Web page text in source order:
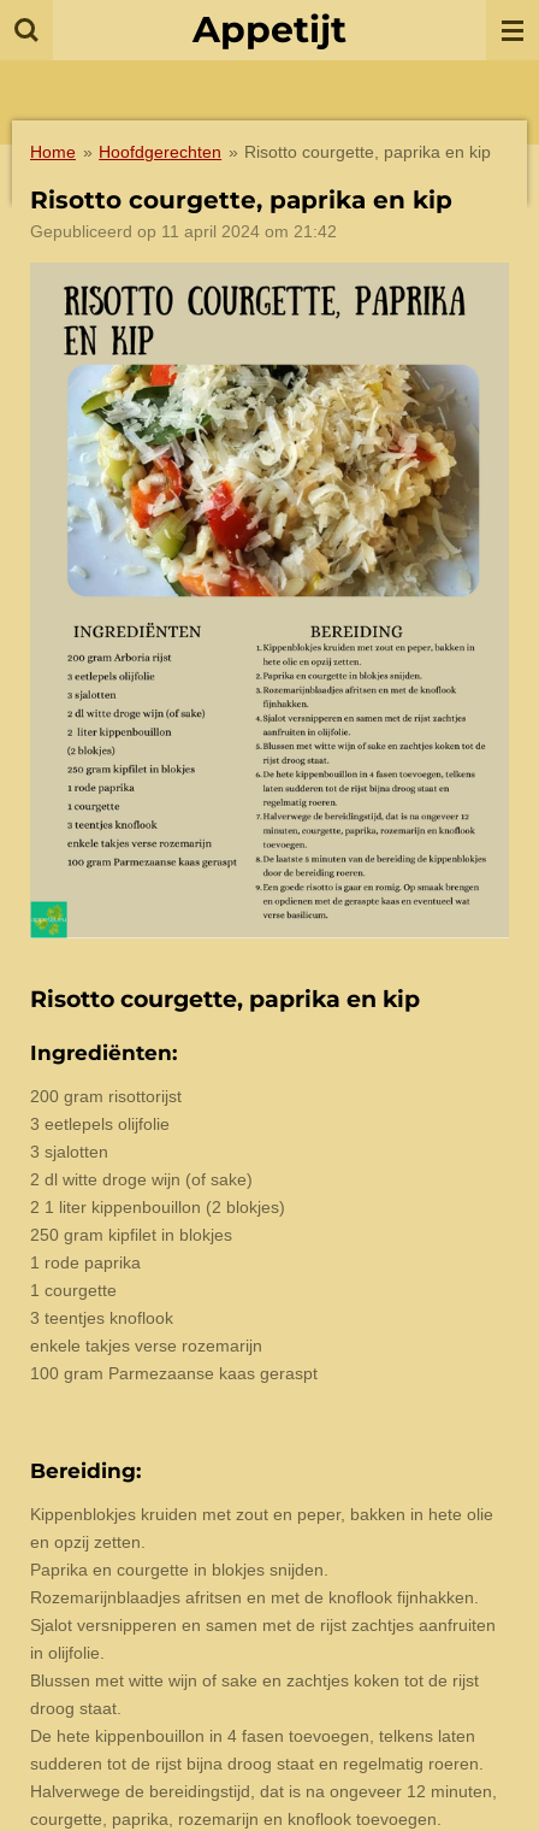
Ga
Appetijt
Home » Hoofdgerechten » Risotto courgette, paprika en kip
Risotto courgette, paprika en kip
Gepubliceerd op 11 april 2024 om 21:42
Risotto courgette, paprika en kip
Ingrediënten:
200 gram risottorijst
3 eetlepels olijfolie
3 sjalotten
2 dl witte droge wijn (of sake)
2 1 liter kippenbouillon (2 blokjes)
250 gram kipfilet in blokjes
1 rode paprika
1 courgette
3 teentjes knoflook
enkele takjes verse rozemarijn
100 gram Parmezaanse kaas geraspt
Bereiding:
Kippenblokjes kruiden met zout en peper, bakken in hete olie
en opzij zetten.
Paprika en courgette in blokjes snijden.
Rozemarijnblaadjes afritsen en met de knoflook fijnhakken.
Sjalot versnipperen en samen met de rijst zachtjes aanfruiten
in olijfolie.
Blussen met witte wijn of sake en zachtjes koken tot de rijst
droog staat.
De hete kippenbouillon in 4 fasen toevoegen, telkens laten
sudderen tot de rijst bijna droog staat en regelmatig roeren.
Halverwege de bereidingstijd, dat is na ongeveer 12 minuten,
courgette, paprika, rozemarijn en knoflook toevoegen.